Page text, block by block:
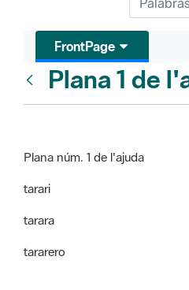
FrontPage
Plana 1 de
Plana núm. 1 de l'ajuda
tarari
tarara
tararero